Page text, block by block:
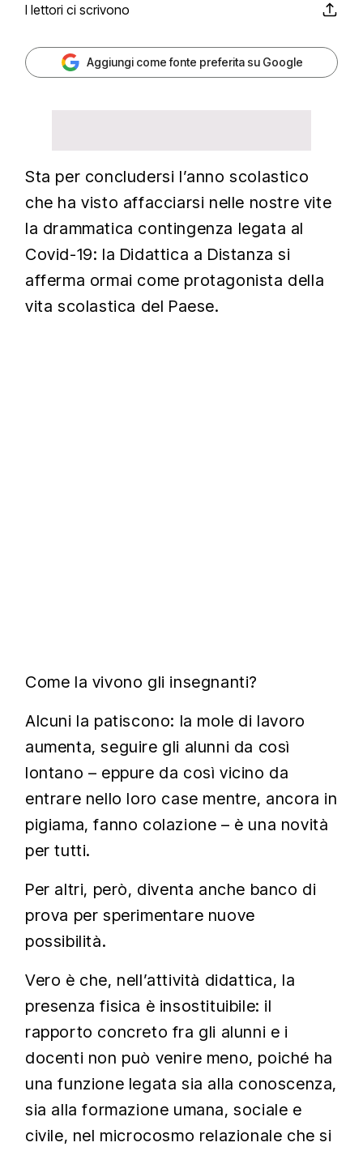
I lettori ci scrivono
Aggiungi come fonte preferita su Google
Sta per concludersi l’anno scolastico
che ha visto affacciarsi nelle nostre vite
la drammatica contingenza legata al
Covid-19: la Didattica a Distanza si
afferma ormai come protagonista della
vita scolastica del Paese.
Come la vivono gli insegnanti?
Alcuni la patiscono: la mole di lavoro
aumenta, seguire gli alunni da così
lontano – eppure da così vicino da
entrare nello loro case mentre, ancora in
pigiama, fanno colazione – è una novità
per tutti.
Per altri, però, diventa anche banco di
prova per sperimentare nuove
possibilità.
Vero è che, nell’attività didattica, la
presenza fisica è insostituibile: il
rapporto concreto fra gli alunni e i
docenti non può venire meno, poiché ha
una funzione legata sia alla conoscenza,
sia alla formazione umana, sociale e
civile, nel microcosmo relazionale che si